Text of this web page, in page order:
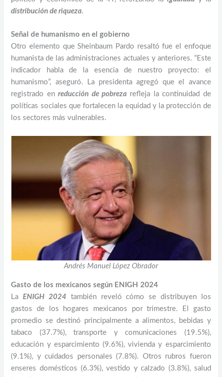
distribución de riqueza.
Señal de humanismo en el gobierno
Otro elemento que Sheinbaum Pardo resaltó fue el enfoque
humanista de las administraciones actuales y anteriores. “Este
indicador habla de la esencia de nuestro proyecto: el
humanismo”, aseguró. La presidenta agregó que el avance
registrado enreducción de pobreza refleja la continuidad de
políticas sociales que fortalecen la equidad y la protección de
los sectores más vulnerables.
Andrés Manuel López Obrador
Gasto de los mexicanos según ENIGH 2024
LaENIGH 2024 también reveló cómo se distribuyen los
gastos de los hogares mexicanos por trimestre. El gasto
promedio se destinó principalmente a alimentos, bebidas y
tabaco (37.7%), transporte y comunicaciones (19.5%),
educación y esparcimiento (9.6%), vivienda y esparcimiento
(9.1%), y cuidados personales (7.8%). Otros rubros fueron
enseres domésticos (6.3%), vestido y calzado (3.8%), salud